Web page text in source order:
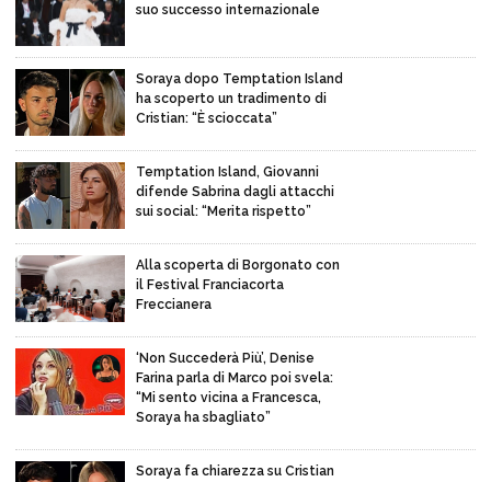
suo successo internazionale
Soraya dopo Temptation Island
ha scoperto un tradimento di
Cristian: “È scioccata”
Temptation Island, Giovanni
difende Sabrina dagli attacchi
sui social: “Merita rispetto”
Alla scoperta di Borgonato con
il Festival Franciacorta
Freccianera
‘Non Succederà Più’, Denise
Farina parla di Marco poi svela:
“Mi sento vicina a Francesca,
Soraya ha sbagliato”
Soraya fa chiarezza su Cristian